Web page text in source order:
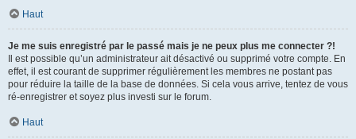
Haut
Je me suis enregistré par le passé mais je ne peux plus me connecter ?!
Il est possible qu’un administrateur ait désactivé ou supprimé votre compte. En
effet, il est courant de supprimer régulièrement les membres ne postant pas
pour réduire la taille de la base de données. Si cela vous arrive, tentez de vous
ré-enregistrer et soyez plus investi sur le forum.
Haut